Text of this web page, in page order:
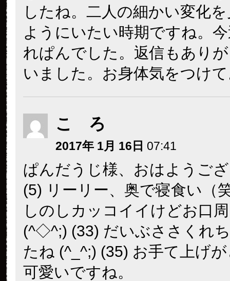
したね。二人の細かい変化
ようにいたい時期ですね。
れぱんでした。返信もあり
いました。お身体気をつけ
こ ろ
2017年 1月 16日 07:41
ぱんだうじ様、おはようご
(5) リーリー、奥で寝食い（
しのしカッコイイけどお口
(^◇^;) (33) だいぶささくれ
たね (^_^;) (35) お手て上げ
可愛いですね。